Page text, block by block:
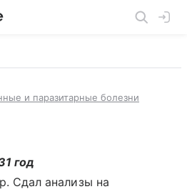
и паразитарные болезни
год
Сдал анализы на